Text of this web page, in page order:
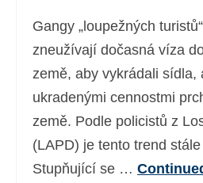
Gangy „loupežných
zneužívají dočasná víza
země, aby vykrádali sídla,
ukradenými cennostmi
země. Podle policistů z
(LAPD) je tento trend
Stupňující se …